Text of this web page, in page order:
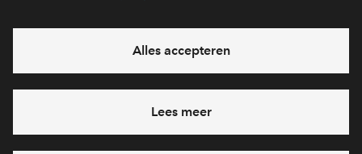
Ja, ik wil mij aanmelden
Heb je een vraag en wil je direct antwoord? Bel ons op
712 26 49